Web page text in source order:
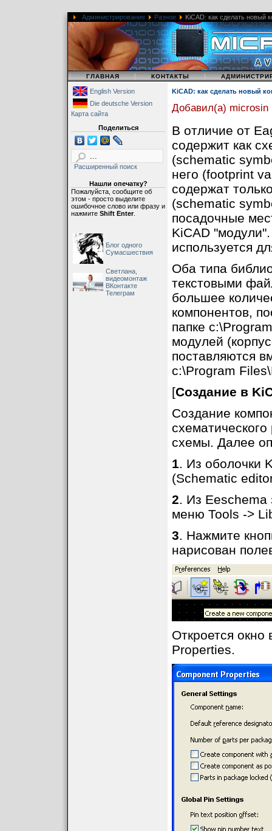
Администрирование Разное KiCAD: как сделать новый
| ГЛАВНАЯ | КОНТАКТЫ |
English Version
Die deutsche Version
Карта сайта
Поделиться
Расширенный поиск
Нашли опечатку?
Пожалуйста, сообщите об
этом - просто выделите
ошибочное слово или фразу и
нажмите Shift Enter.
Блог одного
Сумасшествия
Светлана,
видеомонтаж
ВКонтакте
Телеграм
KiCAD: как сделать новый
Добавил(а) microsin
В отличие от
содержит как
(schematic
него (footprint
содержат
(schematic
посадочные
KiCAD
используется
Оба типа
текстовыми
большее
компонентов,
папке
модулей
поставляются
c:\Program
[Создание в
Создание
схемы. Далее
1. Из оболочки
(Schematic
2. Из Eeschema
меню Tools ->
3. Нажмите
нарисован
Откроется окно
Properties.